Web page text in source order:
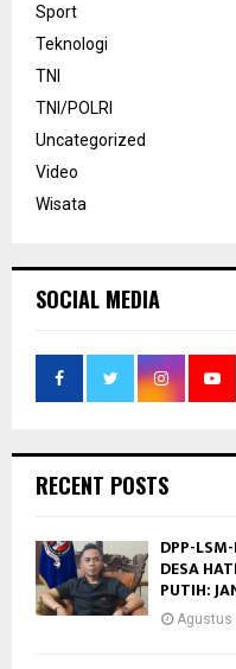
Sport
Teknologi
TNI
TNI/POLRI
Uncategorized
Video
Wisata
SOCIAL MEDIA
RECENT POSTS
DPP-
DESA
PUTIH:
Agustus